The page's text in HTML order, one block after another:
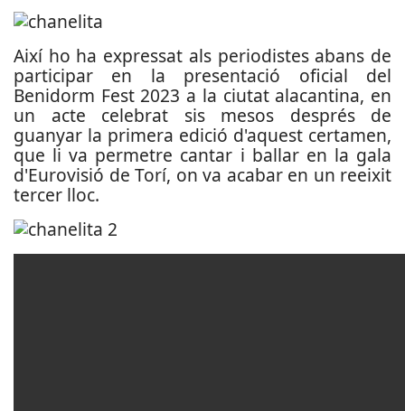
Així ho ha expressat als periodistes abans de
participar en la presentació oficial del
Benidorm Fest 2023 a la ciutat alacantina, en
un acte celebrat sis mesos després de
guanyar la primera edició d'aquest certamen,
que li va permetre cantar i ballar en la gala
d'Eurovisió de Torí, on va acabar en un reeixit
tercer lloc.